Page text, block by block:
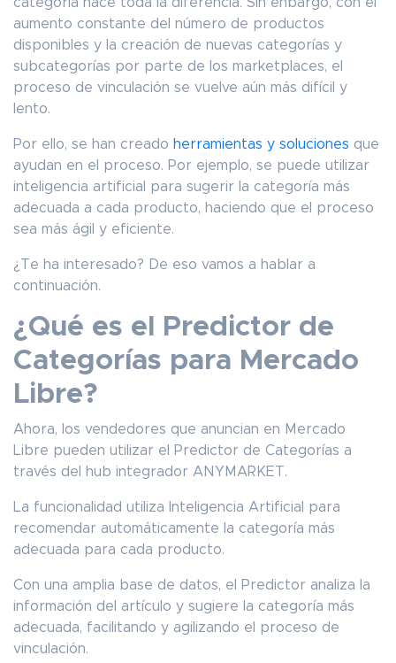
categoría hace toda la diferencia. Sin enbargo, con el
aumento constante del número de productos
disponibles y la creación de nuevas categorías y
subcategorías por parte de los marketplaces, el
proceso de vinculación se vuelve aún más difícil y
lento.
Por ello, se han creado herramientas y soluciones que
ayudan en el proceso. Por ejemplo, se puede utilizar
inteligencia artificial para sugerir la categoría más
adecuada a cada producto, haciendo que el proceso
sea más ágil y eficiente.
¿Te ha interesado? De eso vamos a hablar a
continuación.
¿Qué es el Predictor de
Categorías para Mercado
Libre?
Ahora, los vendedores que anuncian en Mercado
Libre pueden utilizar el Predictor de Categorías a
través del hub integrador ANYMARKET.
La funcionalidad utiliza Inteligencia Artificial para
recomendar automáticamente la categoría más
adecuada para cada producto.
Con una amplia base de datos, el Predictor analiza la
información del artículo y sugiere la categoría más
adecuada, facilitando y agilizando el proceso de
vinculación.